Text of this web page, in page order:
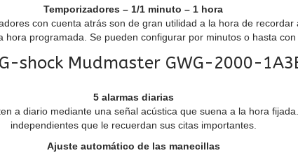
Temporizadores – 1/1 minuto – 1 hora
con cuenta atrás son de gran utilidad a la hora de
hora programada. Se pueden configurar por minutos o hasta con
shock Mudmaster GWG-2000-
5 alarmas diarias
a diario mediante una señal acústica que suena a la hora
independientes que le recuerdan sus citas importantes.
Ajuste automático de las manecillas